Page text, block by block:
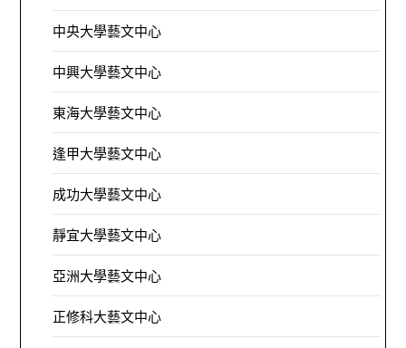
中央大學藝文中心
中興大學藝文中心
東海大學藝文中心
逢甲大學藝文中心
成功大學藝文中心
靜宜大學藝文中心
亞洲大學藝文中心
正修科大藝文中心